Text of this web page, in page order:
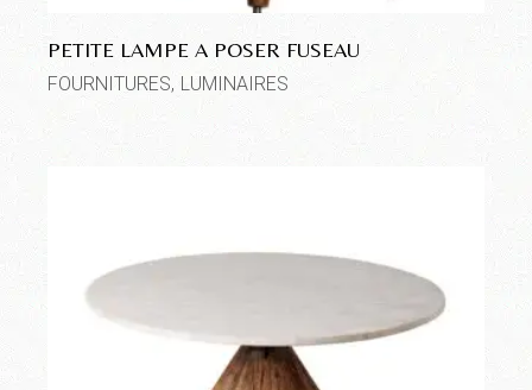
PETITE LAMPE A POSER FUSEAU
FOURNITURES LUMINAIRES